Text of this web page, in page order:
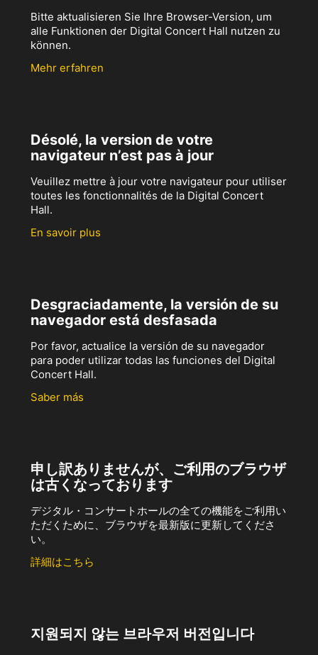
Bitte aktualisieren Sie Ihre Browser-Version, um
alle Funktionen der Digital Concert Hall nutzen zu
können.
Mehr erfahren
Désolé, la version de votre
navigateur n’est pas à jour
Veuillez mettre à jour votre navigateur pour utiliser
toutes les fonctionnalités de la Digital Concert
Hall.
En savoir plus
Desgraciadamente, la versión de su
navegador está desfasada
Por favor, actualice la versión de su navegador
para poder utilizar todas las funciones del Digital
Concert Hall.
Saber más
申し訳ありませんが、ご利用のブラウザ
は古くなっております
デジタル・コンサートホールの全ての機能をご利用い
ただくために、ブラウザを最新版に更新してくださ
い。
詳細はこちら
지원되지 않는 브라우저 버전입니다